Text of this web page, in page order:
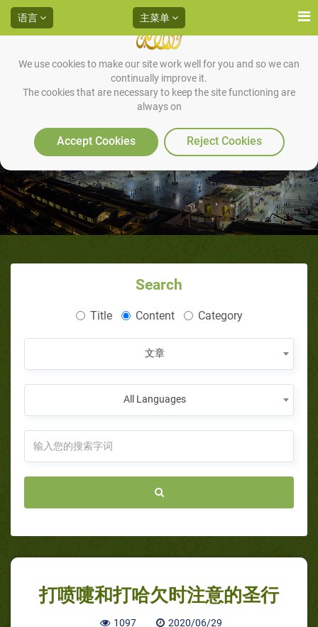
We use cookies to make our site work well for you and so we can
continually improve it.
The cookies that are necessary to keep the site functioning are
always on
Accept Cookies Reject Cookies
语言 主菜单
打喷嚏和打哈欠时注意的圣行
Search
Title Content Category
文章
All Languages
打喷嚏和打哈欠时注意的圣行
1097 2020/06/29